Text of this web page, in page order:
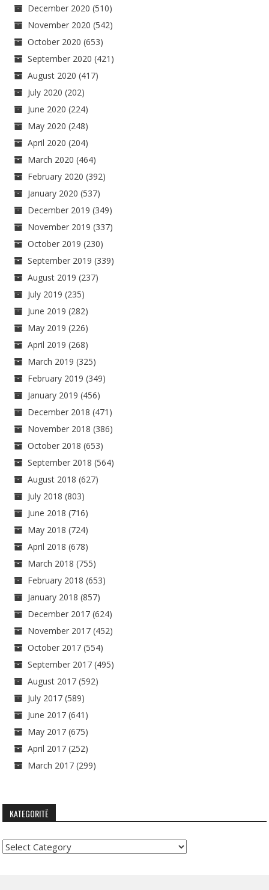
December 2020 (510)
November 2020 (542)
October 2020 (653)
September 2020 (421)
August 2020 (417)
July 2020 (202)
June 2020 (224)
May 2020 (248)
April 2020 (204)
March 2020 (464)
February 2020 (392)
January 2020 (537)
December 2019 (349)
November 2019 (337)
October 2019 (230)
September 2019 (339)
August 2019 (237)
July 2019 (235)
June 2019 (282)
May 2019 (226)
April 2019 (268)
March 2019 (325)
February 2019 (349)
January 2019 (456)
December 2018 (471)
November 2018 (386)
October 2018 (653)
September 2018 (564)
August 2018 (627)
July 2018 (803)
June 2018 (716)
May 2018 (724)
April 2018 (678)
March 2018 (755)
February 2018 (653)
January 2018 (857)
December 2017 (624)
November 2017 (452)
October 2017 (554)
September 2017 (495)
August 2017 (592)
July 2017 (589)
June 2017 (641)
May 2017 (675)
April 2017 (252)
March 2017 (299)
KATEGORITË
Kategoritë